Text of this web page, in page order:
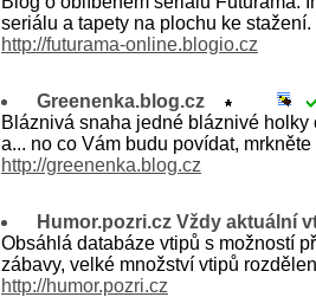
seriálu a tapety na plochu ke stažení.
http://futurama-online.blogio.cz
Greenenka.blog.cz
Bláznivá snaha jedné bláznivé
a... no co Vám budu povídat,
http://greenenka.blog.cz
Humor.pozri.cz Vždy aktuální
Obsáhlá databáze vtipů s možností
zábavy, velké množství vtipů
http://humor.pozri.cz